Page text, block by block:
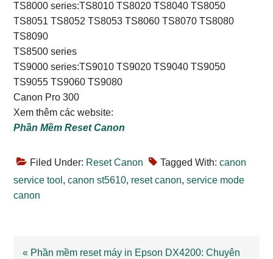
TS8000 series:TS8010 TS8020 TS8040 TS8050
TS8051 TS8052 TS8053 TS8060 TS8070 TS8080
TS8090
TS8500 series
TS9000 series:TS9010 TS9020 TS9040 TS9050
TS9055 TS9060 TS9080
Canon Pro 300
Xem thêm các website:
Phần Mềm Reset Canon
Filed Under: Reset Canon Tagged With:canon
service tool ,canon st5610, reset canon,service mode
canon
Previous
« Phần mềm reset máy in Epson DX4200: Chuyên